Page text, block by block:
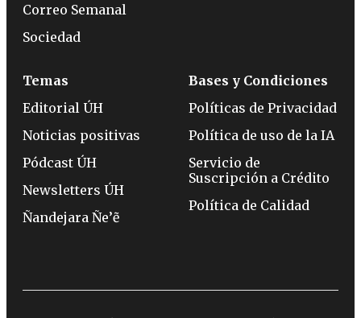
Correo Semanal
Sociedad
Temas
Editorial ÚH
Noticias positivas
Pódcast ÚH
Newsletters ÚH
Ñandejara Ñe’ẽ
Bases y Condiciones
Políticas de Privacidad
Política de uso de la IA
Servicio de
Suscripción a Crédito
Política de Calidad